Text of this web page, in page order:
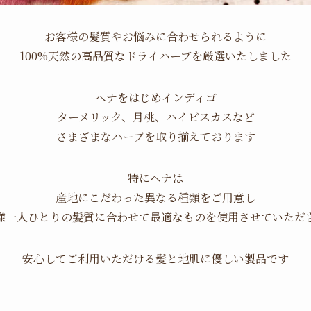
お客様の髪質やお悩みに合わせられるように
100%天然の高品質なドライハーブを厳選いたしました
ヘナをはじめインディゴ
ターメリック、月桃、ハイビスカスなど
さまざまなハーブを取り揃えております
特にヘナは
産地にこだわった異なる種類をご用意し
一人ひとりの髪質に合わせて最適なものを使用させていただ
安心してご利用いただける髪と地肌に優しい製品です